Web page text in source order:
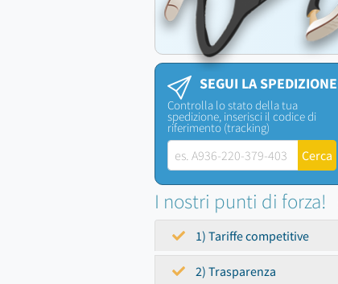
SEGUI LA SPEDIZIONE
Controlla lo stato della tua
spedizione, inserisci il codice di
riferimento (tracking)
I nostri punti di forza!
1) Tariffe competitive
2) Trasparenza